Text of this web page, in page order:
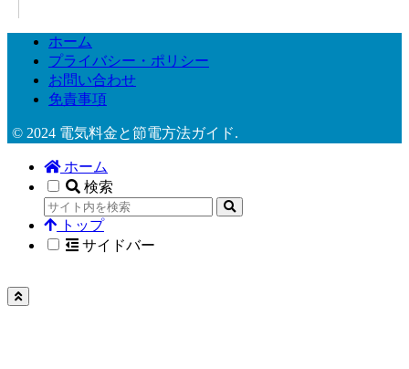
ホーム
プライバシー・ポリシー
お問い合わせ
免責事項
© 2024 電気料金と節電方法ガイド.
ホーム
検索
トップ
サイドバー